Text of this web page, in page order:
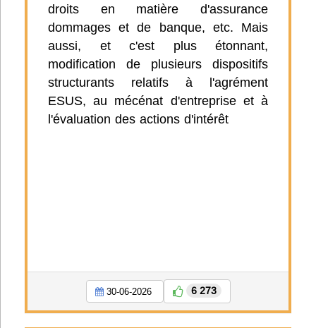
droits en matière d'assurance
dommages et de banque, etc. Mais
aussi, et c'est plus étonnant,
modification de plusieurs dispositifs
structurants relatifs à l'agrément
ESUS, au mécénat d'entreprise et à
l'évaluation des actions d'intérêt
30-06-2026 6 273